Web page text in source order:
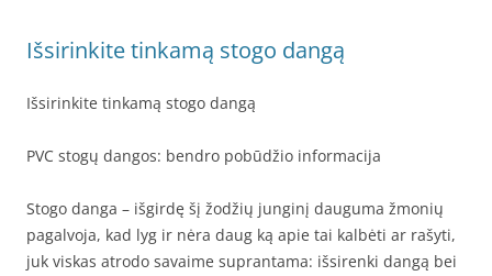
Išsirinkite tinkamą stogo dangą
Išsirinkite tinkamą stogo dangą
PVC stogų dangos: bendro pobūdžio informacija
Stogo danga – išgirdę šį žodžių junginį dauguma žmonių
pagalvoja, kad lyg ir nėra daug ką apie tai kalbėti ar rašyti,
juk viskas atrodo savaime suprantama: išsirenki dangą bei